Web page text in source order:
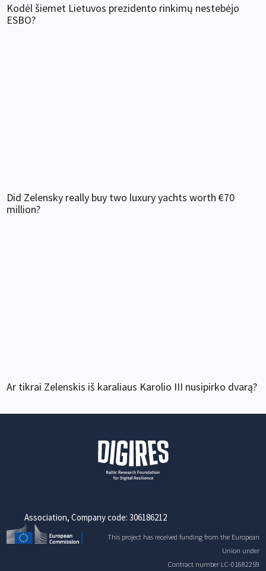
Kodėl šiemet Lietuvos prezidento rinkimų nestebėjo
ESBO?
Did Zelensky really buy two luxury yachts worth €70
million?
Ar tikrai Zelenskis iš karaliaus Karolio III nusipirko dvarą?
Association, Company code: 306186212
This project has received funding from the European
Union under
Contract number LC-01682259